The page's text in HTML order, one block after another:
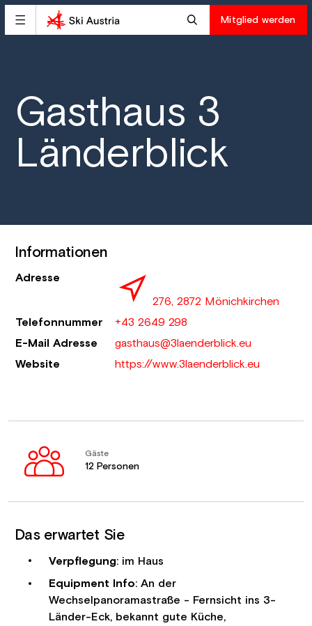
Mitglied werden
Gasthaus 3
Länderblick
Informationen
Adresse
276, 2872 Mönichkirchen
Telefonnummer
+43 2649 298
E-Mail Adresse
gasthaus@3laenderblick.eu
Website
https://www.3laenderblick.eu
Gäste
12 Personen
Das erwartet Sie
Verpflegung: im Haus
Equipment Info: An der
Wechselpanoramastraße - Fernsicht ins 3-
Länder-Eck, bekannt gute Küche,